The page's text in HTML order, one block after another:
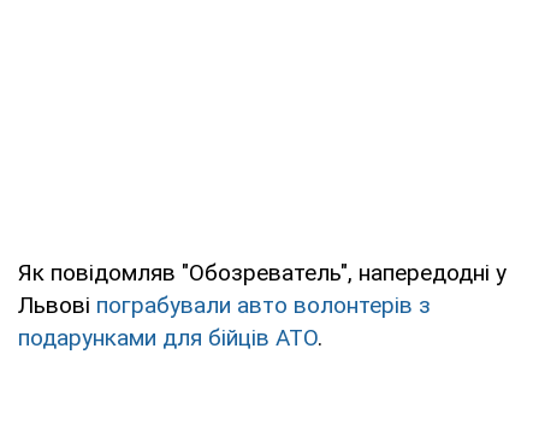
Як повідомляв "Обозреватель", напередодні у
Львові пограбували авто волонтерів з
подарунками для бійців АТО.